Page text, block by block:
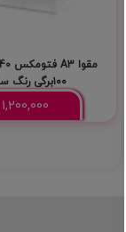
۱۰۰برگی رنگ سفید
1,200,000